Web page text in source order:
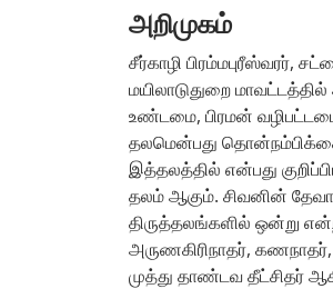
அறிமுகம்
சீர்காழி பிரம்மபுரீஸ்வரர்,
மயிலாடுதுறை
உண்டமை, பிரமன்
தலமென்பது தொன்நம்பிக்கை.
இத்தலத்தில் என்பது
தலம் ஆகும். சிவனின்
திருத்தலங்களில் ஒன்று
அருணகிரிநாதர், கணநாதர்,
முத்து தாண்டவ தீட்சிதர்